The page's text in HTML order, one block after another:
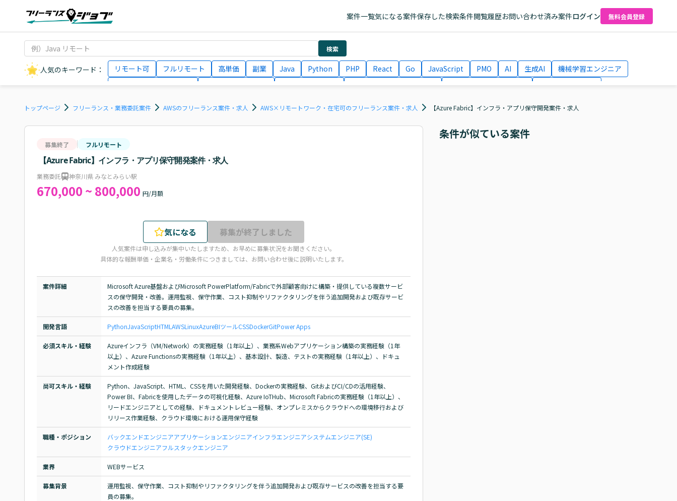
案件一覧気になる案件保存した検索条件閲覧履歴お問い合わせ済み案件ログイン 無料会員登録
検索
人気のキーワード： リモート可 フルリモート 高単価 副業 Java Python PHP React Go JavaScript PMO AI 生成AI
機械学習エンジニア
AIエンジニア
月収100万円 業務委託
トップページ フリーランス・業務委託案件 AWSのフリーランス案件・求人 AWS×リモートワーク・在宅可のフリーランス案件・求人 【Azure Fabric】インフラ・アプリ保守開発案件・求人
募集終了 フルリモート
【Azure Fabric】インフラ・アプリ保守開発案件・求人
業務委託 神奈川県 みなとみらい駅
670,000 ~ 800,000 円/月額
気になる 募集が終了しました
人気案件は申し込みが集中いたしますため、お早めに募集状況をお聞きください。
具体的な報酬単価・企業名・労働条件につきましては、お問い合わせ後に説明いたします。
案件詳細
Microsoft Azure基盤およびMicrosoft PowerPlatform/Fabricで外部顧客向けに構築・提供している複数サービ
スの保守開発・改善。運用監視、保守作業、コスト抑制やリファクタリングを伴う追加開発および既存サービ
スの改善を担当する要員の募集。
開発言語 PythonJavaScriptHTML AWSLinuxAzureBIツールCSSDockerGitPower Apps
必須スキル・経験
Azureインフラ（VM/Network）の実務経験（1年以上）、業務系Webアプリケーション構築の実務経験（1年
以上）、Azure Functionsの実務経験（1年以上）、基本設計、製造、テストの実務経験（1年以上）、ドキュ
メント作成経験
尚可スキル・経験
Python、JavaScript、HTML、CSSを用いた開発経験、Dockerの実務経験、GitおよびCI/CDの活用経験、
Power BI、Fabricを使用したデータの可視化経験、Azure IoTHub、Microsoft Fabricの実務経験（1年以上）、
リードエンジニアとしての経験、ドキュメントレビュー経験、オンプレミスからクラウドへの環境移行および
リリース作業経験、クラウド環境における運用保守経験
職種・ポジション バックエンドエンジニアアプリケーションエンジニアインフラエンジニアシステムエンジニア(SE)
クラウドエンジニアフルスタックエンジニア
業界 WEBサービス
募集背景
運用監視、保守作業、コスト抑制やリファクタリングを伴う追加開発および既存サービスの改善を担当する要
員の募集。
条件が似ている案件